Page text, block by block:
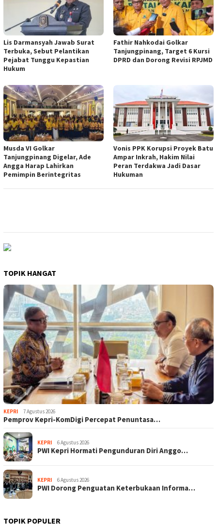
Lis Darmansyah Jawab Surat
Terbuka, Sebut Pelantikan
Pejabat Tunggu Kepastian
Hukum
Fathir Nahkodai Golkar
Tanjungpinang, Target 6 Kursi
DPRD dan Dorong Revisi RPJMD
Musda VI Golkar
Tanjungpinang Digelar, Ade
Angga Harap Lahirkan
Pemimpin Berintegritas
Vonis PPK Korupsi Proyek Batu
Ampar Inkrah, Hakim Nilai
Peran Terdakwa Jadi Dasar
Hukuman
TOPIK HANGAT
KEPRI 7 Agustus 2026
Pemprov Kepri-KomDigi Percepat Penuntasa…
KEPRI 6 Agustus 2026
PWI Kepri Hormati Pengunduran Diri Anggo…
KEPRI 6 Agustus 2026
PWI Dorong Penguatan Keterbukaan Informa…
TOPIK POPULER